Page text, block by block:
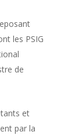
les PSIG
de
et
par la